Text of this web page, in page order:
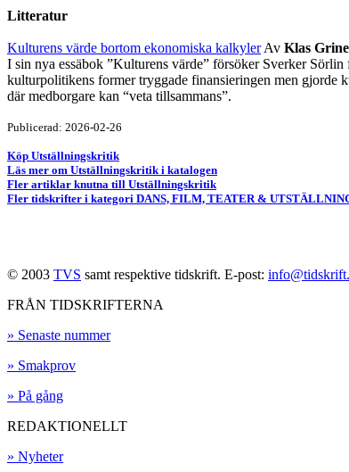
Litteratur
Kulturens värde bortom ekonomiska kalkylerAv Klas
I sin nya essäbok ”Kulturens värde” försöker Sverker
kulturpolitikens former tryggade finansieringen men gjorde
där medborgare kan “veta tillsammans”.
Publicerad: 2026-02-26
Köp Utställningskritik
Läs mer om Utställningskritik i katalogen
Fler artiklar knutna till Utställningskritik
Fler tidskrifter i kategori DANS, FILM, TEATER &
© 2003 TVS samt respektive tidskrift. E-post:
FRÅN TIDSKRIFTERNA
» Senaste nummer
» Smakprov
» På gång
REDAKTIONELLT
» Nyheter